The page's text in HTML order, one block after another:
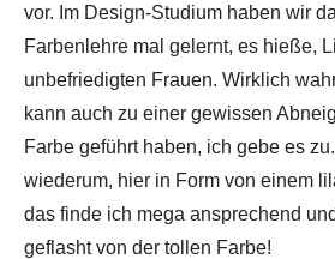
vor. Im Design-Studium haben wir
Farbenlehre mal gelernt, es hieße,
unbefriedigten Frauen. Wirklich
kann auch zu einer gewissen
Farbe geführt haben, ich gebe es
wiederum, hier in Form von einem
das finde ich mega ansprechend
geflasht von der tollen Farbe!